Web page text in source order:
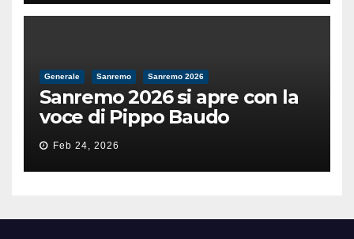
Generale Sanremo Sanremo 2026
Sanremo 2026 si apre con la
voce di Pippo Baudo
Feb 24, 2026